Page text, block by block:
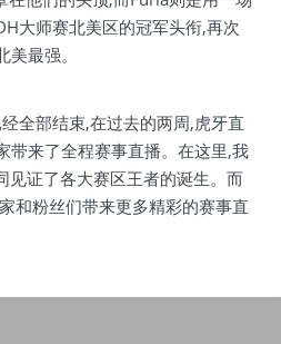
大师赛北美区的冠军头衔,再次
最强。
全部结束,在过去的两周,虎牙直
带来了全程赛事直播。在这里,我
见证了各大赛区王者的诞生。而
和粉丝们带来更多精彩的赛事直